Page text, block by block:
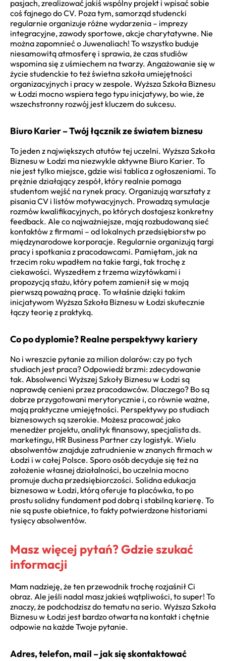
pasjach, zrealizować jakiś wspólny projekt i wpisać sobie
coś fajnego do CV. Poza tym, samorząd studencki
regularnie organizuje różne wydarzenia – imprezy
integracyjne, zawody sportowe, akcje charytatywne. Nie
można zapomnieć o Juwenaliach! To wszystko buduje
niesamowitą atmosferę i sprawia, że czas studiów
wspomina się z uśmiechem na twarzy. Angażowanie się w
życie studenckie to też świetna szkoła umiejętności
organizacyjnych i pracy w zespole. Wyższa Szkoła Biznesu
w Łodzi mocno wspiera tego typu inicjatywy, bo wie, że
wszechstronny rozwój jest kluczem do sukcesu.
Biuro Karier – Twój łącznik ze światem biznesu
To jeden z największych atutów tej uczelni. Wyższa Szkoła
Biznesu w Łodzi ma niezwykle aktywne Biuro Karier. To
nie jest tylko miejsce, gdzie wisi tablica z ogłoszeniami. To
prężnie działający zespół, który realnie pomaga
studentom wejść na rynek pracy. Organizują warsztaty z
pisania CV i listów motywacyjnych. Prowadzą symulacje
rozmów kwalifikacyjnych, po których dostajesz konkretny
feedback. Ale co najważniejsze, mają rozbudowaną sieć
kontaktów z firmami – od lokalnych przedsiębiorstw po
międzynarodowe korporacje. Regularnie organizują targi
pracy i spotkania z pracodawcami. Pamiętam, jak na
trzecim roku wpadłem na takie targi, tak trochę z
ciekawości. Wyszedłem z trzema wizytówkami i
propozycją stażu, który potem zamienił się w moją
pierwszą poważną pracę. To właśnie dzięki takim
inicjatywom Wyższa Szkoła Biznesu w Łodzi skutecznie
łączy teorię z praktyką.
Co po dyplomie? Realne perspektywy kariery
No i wreszcie pytanie za milion dolarów: czy po tych
studiach jest praca? Odpowiedź brzmi: zdecydowanie
tak. Absolwenci Wyższej Szkoły Biznesu w Łodzi są
naprawdę cenieni przez pracodawców. Dlaczego? Bo są
dobrze przygotowani merytorycznie i, co równie ważne,
mają praktyczne umiejętności. Perspektywy po studiach
biznesowych są szerokie. Możesz pracować jako
menedżer projektu, analityk finansowy, specjalista ds.
marketingu, HR Business Partner czy logistyk. Wielu
absolwentów znajduje zatrudnienie w znanych firmach w
Łodzi i w całej Polsce. Sporo osób decyduje się też na
założenie własnej działalności, bo uczelnia mocno
promuje ducha przedsiębiorczości. Solidna edukacja
biznesowa w Łodzi, którą oferuje ta placówka, to po
prostu solidny fundament pod dobrą i stabilną karierę. To
nie są puste obietnice, to fakty potwierdzone historiami
tysięcy absolwentów.
Masz więcej pytań? Gdzie szukać
informacji
Mam nadzieję, że ten przewodnik trochę rozjaśnił Ci
obraz. Ale jeśli nadal masz jakieś wątpliwości, to super! To
znaczy, że podchodzisz do tematu na serio. Wyższa Szkoła
Biznesu w Łodzi jest bardzo otwarta na kontakt i chętnie
odpowie na każde Twoje pytanie.
Adres, telefon, mail – jak się skontaktować